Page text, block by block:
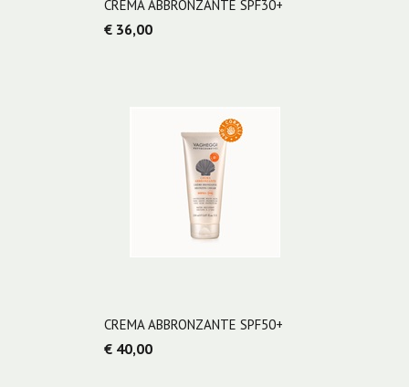
CREMA ABBRONZANTE SPF30+
€ 36,00
CREMA ABBRONZANTE SPF50+
€ 40,00